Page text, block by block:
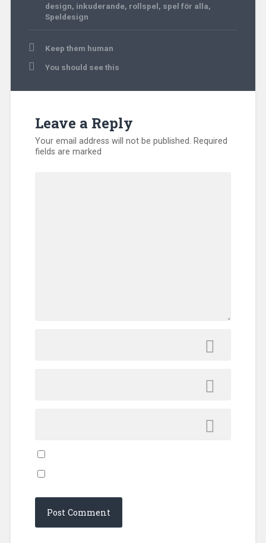
design, inkuderande, rollspel, spel för alla,
Speldesign
Post
navigation
Keep them human
You should see this
Leave a Reply
Your email address will not be published. Required
fields are marked